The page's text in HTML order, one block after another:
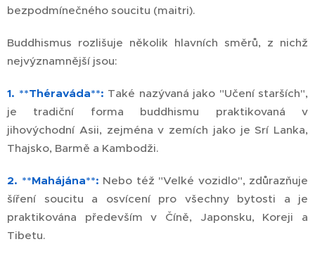
bezpodmínečného soucitu (maitri).
Buddhismus rozlišuje několik hlavních směrů, z nichž
nejvýznamnější jsou:
1. **Théraváda**: Také nazývaná jako "Učení starších",
je tradiční forma buddhismu praktikovaná v
jihovýchodní Asii, zejména v zemích jako je Srí Lanka,
Thajsko, Barmě a Kambodži.
2. **Mahájána**: Nebo též "Velké vozidlo", zdůrazňuje
šíření soucitu a osvícení pro všechny bytosti a je
praktikována především v Číně, Japonsku, Koreji a
Tibetu.